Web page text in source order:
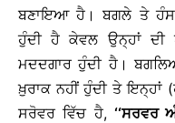
ਬਣਾਇਆ ਹੈ। ਬਗਲੇ ਤੇ ਹੰਸ
ਹੁੰਦੀ ਹੈ ਕੇਵਲ ਉਨ੍ਹਾਂ ਦੀ
ਮਦਦਗਾਰ ਹੁੰਦੀ ਹੈ।
ਖ਼ੁਰਾਕ ਨਹੀਂ ਹੁੰਦੀ ਤੇ ਇਨ੍ਹਾਂ
ਸਰੋਵਰ ਵਿੱਚ ਹੈ, ‘‘ਸਰਵਰ